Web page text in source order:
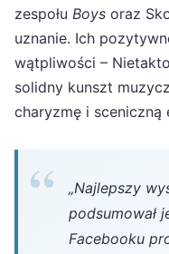
zespołu Boys oraz
uznanie. Ich
wątpliwości –
solidny kunszt
charyzmę i sceniczną
„Najlepszy
podsumował
Facebooku